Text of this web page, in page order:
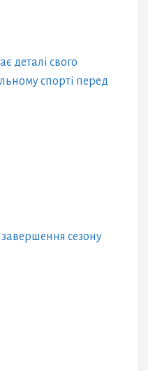
деталі свого
спорті перед
сезону